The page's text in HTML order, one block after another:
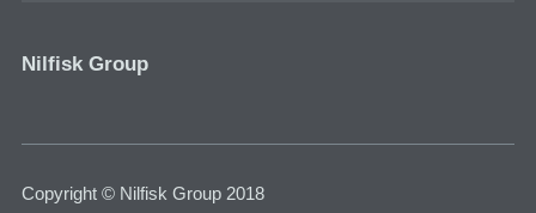
Nilfisk Group
Copyright © Nilfisk Group 2018